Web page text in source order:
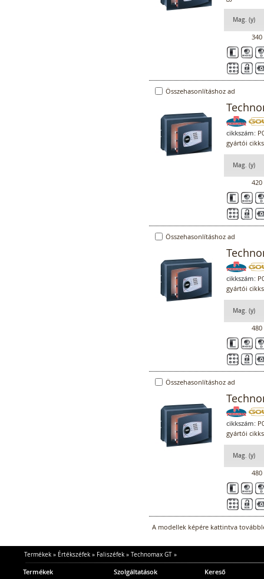
Mag. (y)
340
Összehasonlításhoz ad
cikkszám:
gyártói
Mag. (y)
420
Összehasonlításhoz ad
cikkszám:
gyártói
Mag. (y)
480
Összehasonlításhoz ad
cikkszám:
gyártói
Mag. (y)
480
A modellek képére kattintva
Termékek» Értékszéfek» Faliszéfek» Technomax GT»
Termékek
Szolgáltatások
Kereső